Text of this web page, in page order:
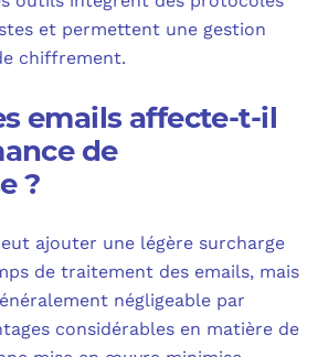
et permettent une gestion
chiffrement.
emails affecte-t-il
de
?
ajouter une légère surcharge
de traitement des emails, mais
négligeable par
considérables en matière de